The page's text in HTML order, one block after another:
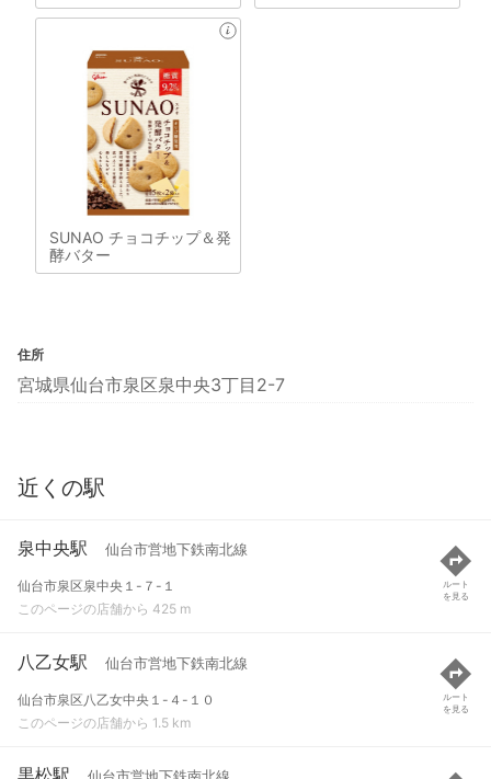
SUNAO チョコチップ＆発
酵バター
住所
宮城県仙台市泉区泉中央3丁目2-7
近くの駅
泉中央駅 仙台市営地下鉄南北線
仙台市泉区泉中央１-７-１
このページの店舗から 425 m
ルート
を見る
八乙女駅 仙台市営地下鉄南北線
仙台市泉区八乙女中央１-４-１０
このページの店舗から 1.5 km
ルート
を見る
黒松駅